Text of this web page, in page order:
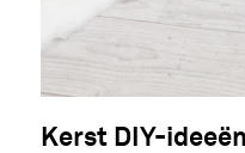
Kerst DIY-ideeën